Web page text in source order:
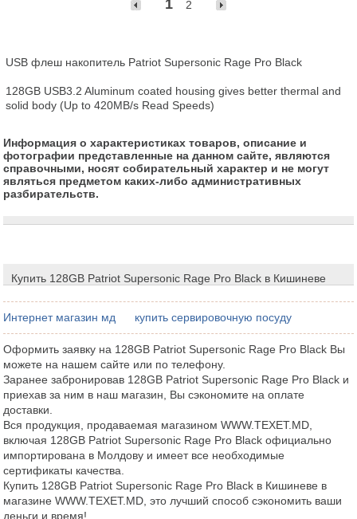
1 2
USB флеш накопитель Patriot Supersonic Rage Pro Black
128GB USB3.2 Aluminum coated housing gives better thermal and
solid body (Up to 420MB/s Read Speeds)
Информация о характеристиках товаров, описание и
фотографии представленные на данном сайте, являются
справочными, носят собирательный характер и не могут
являться предметом каких-либо административных
разбирательств.
Купить 128GB Patriot Supersonic Rage Pro Black в Кишиневе
Интернет магазин мд купить сервировочную посуду
Оформить заявку на 128GB Patriot Supersonic Rage Pro Black Вы
можете на нашем сайте или по телефону.
Заранее забронировав 128GB Patriot Supersonic Rage Pro Black и
приехав за ним в наш магазин, Вы сэкономите на оплате
доставки.
Вся продукция, продаваемая магазином WWW.TEXET.MD,
включая 128GB Patriot Supersonic Rage Pro Black официально
импортирована в Молдову и имеет все необходимые
сертификаты качества.
Купить 128GB Patriot Supersonic Rage Pro Black в Кишиневе в
магазине WWW.TEXET.MD, это лучший способ сэкономить ваши
деньги и время!